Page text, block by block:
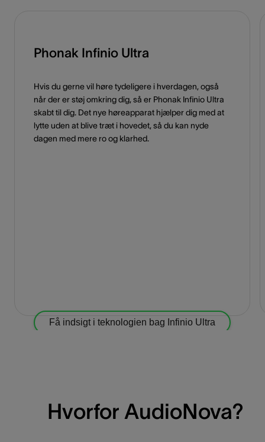
Phonak Infinio Ultra
Hvis du gerne vil høre tydeligere i hverdagen, også
når der er støj omkring dig, så er Phonak Infinio Ultra
skabt til dig. Det nye høreapparat hjælper dig med at
lytte uden at blive træt i hovedet, så du kan nyde
dagen med mere ro og klarhed.
Få indsigt i teknologien bag Infinio Ultra
Hvorfor AudioNova?